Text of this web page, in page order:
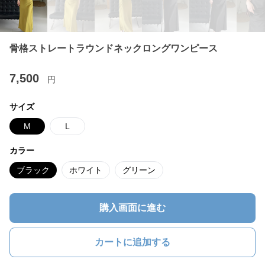
骨格ストレートラウンドネックロングワンピース
7,500 円
サイズ
M L
カラー
ブラック ホワイト グリーン
購入画面に進む
カートに追加する